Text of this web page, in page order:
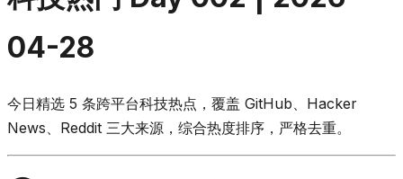
04-28
今日精选 5 条跨平台科技热点，覆盖 GitHub、Hacker
News、Reddit 三大来源，综合热度排序，严格去重。